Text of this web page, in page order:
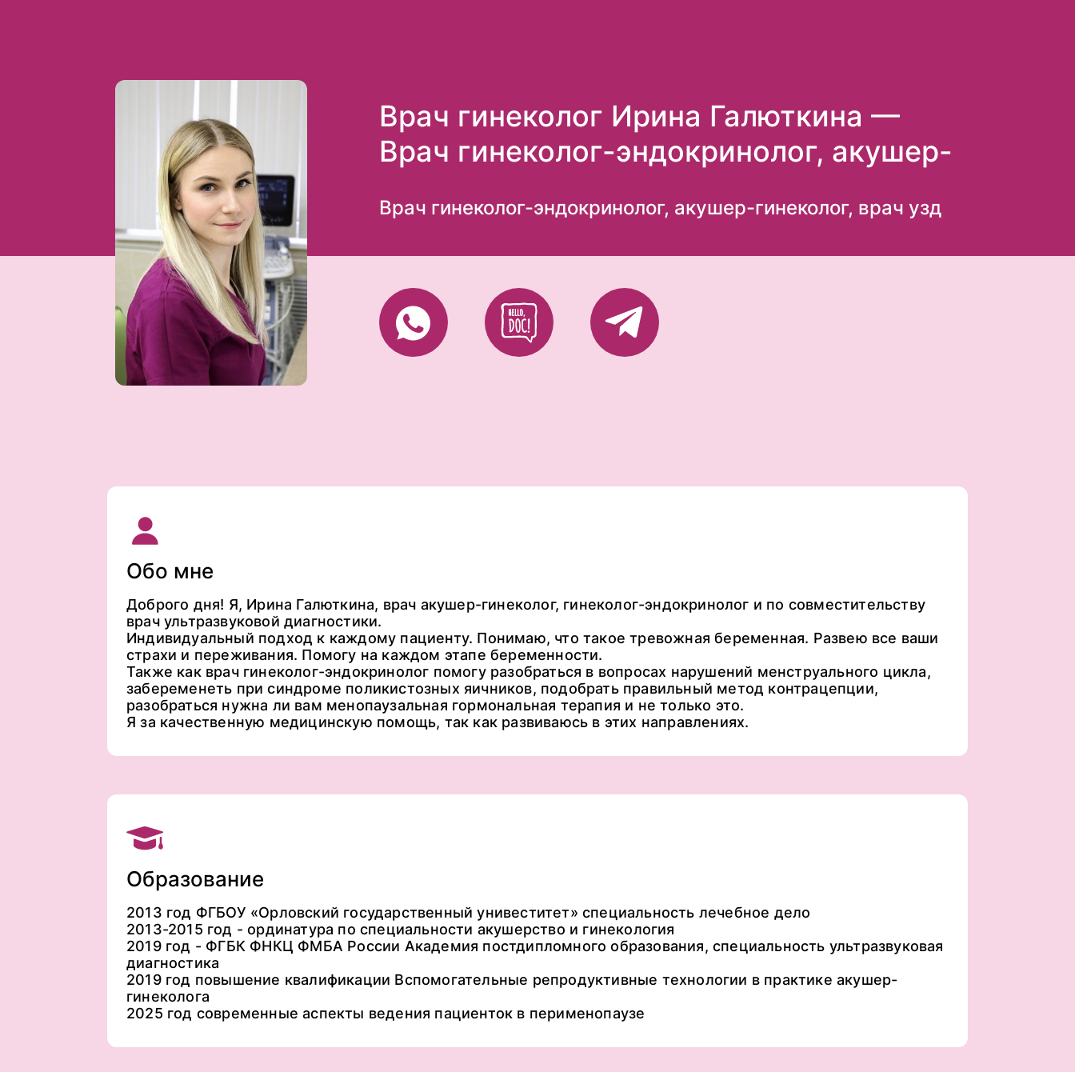
Врач гинеколог Ирина Галюткина —
Врач гинеколог-эндокринолог, акушер-
Врач гинеколог-эндокринолог, акушер-гинеколог, врач узд
Обо мне
Доброго дня! Я, Ирина Галюткина, врач акушер-гинеколог, гинеколог-эндокринолог и по совместительству
врач ультразвуковой диагностики.
Индивидуальный подход к каждому пациенту. Понимаю, что такое тревожная беременная. Развею все ваши
страхи и переживания. Помогу на каждом этапе беременности.
Также как врач гинеколог-эндокринолог помогу разобраться в вопросах нарушений менструального цикла,
забеременеть при синдроме поликистозных яичников, подобрать правильный метод контрацепции,
разобраться нужна ли вам менопаузальная гормональная терапия и не только это.
Я за качественную медицинскую помощь, так как развиваюсь в этих направлениях.
Образование
2013 год ФГБОУ «Орловский государственный унивеститет» специальность лечебное дело
2013-2015 год - ординатура по специальности акушерство и гинекология
2019 год - ФГБК ФНКЦ ФМБА России Академия постдипломного образования, специальность ультразвуковая
диагностика
2019 год повышение квалификации Вспомогательные репродуктивные технологии в практике акушер-
гинеколога
2025 год современные аспекты ведения пациенток в перименопаузе